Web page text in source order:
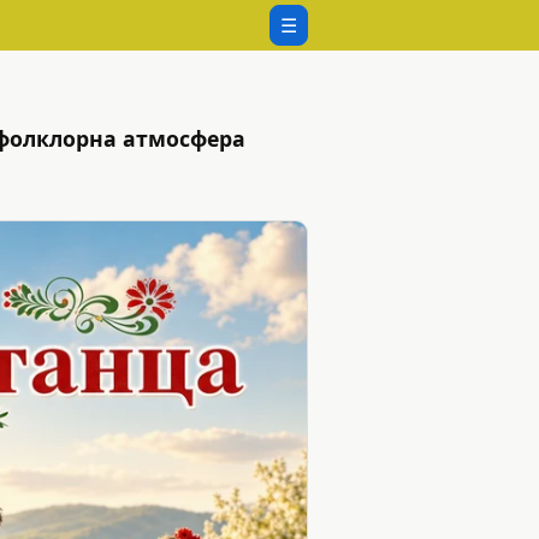
☰
атмосфера